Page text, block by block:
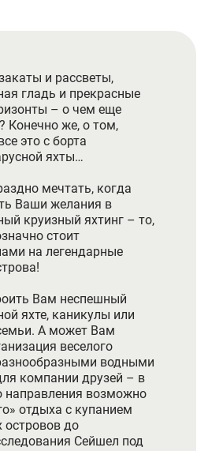
и рассветы,
гладь и прекрасные
– о чем еще
Конечно же, о том,
это с борта
яхты…
мечтать, когда
Ваши желания в
круизный яхтинг – то,
стоит
на легендарные
Вам неспешный
яхте, каникулы или
А может Вам
веселого
водными
компании друзей – в
направления возможно
отдыха с купанием
островов до
Сейшел под